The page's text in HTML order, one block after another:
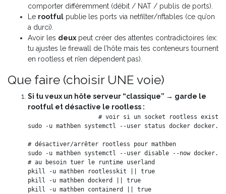
comporter différemment (débit / NAT / publis de ports).
Le rootful publie les ports via netfilter/nftables (ce qu’on
a durci).
Avoir les deux peut créer des attentes contradictoires (ex:
tu ajustes le firewall de l’hôte mais tes conteneurs tournent
en rootless et n’en dépendent pas).
Que faire (choisir UNE voie)
Si tu veux un hôte serveur “classique” → garde le
rootful et désactive le rootless :
# voir si un socket rootless existe
sudo -u mathben systemctl --user status docker
# désactiver/arrêter rootless pour mathben
sudo -u mathben systemctl --user disable --now
# au besoin tuer le runtime userland
pkill -u mathben rootlesskit || true
pkill -u mathben dockerd || true
pkill -u mathben containerd || true